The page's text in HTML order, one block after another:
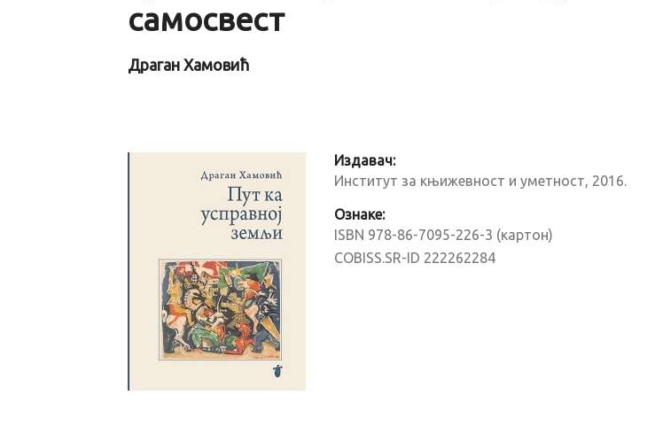
самосвест
Драган Хамовић
Издавач:
Институт за књижевност и уметност, 2016.
Ознаке:
ISBN 978-86-7095-226-3 (картон)
COBISS.SR-ID 222262284